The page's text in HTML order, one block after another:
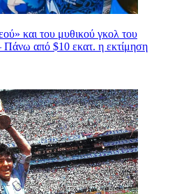
και του μυθικού γκολ του
από $10 εκατ. η εκτίμηση